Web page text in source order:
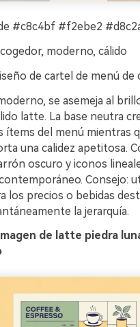
#c8c4bf #f2ebe2
moderno, cálido
de cartel de menú de
se asemeja al
latte. La base neutra
ítems del menú mientras
una calidez apetitosa.
oscuro y iconos
Consejo:
los precios o bebidas
la jerarquía.
de latte piedra